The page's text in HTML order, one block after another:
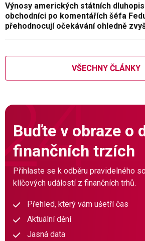
Výnosy amerických státních
obchodníci po komentářích šéfa
přehodnocují očekávání ohledně
VŠECHNY ČLÁNKY
Buďte v obraze o
finančních trzích
Přihlaste se k odběru pravidelného
klíčových událostí z finančních trhů.
Přehled, který vám ušetří čas
Aktuální dění
Jasná data